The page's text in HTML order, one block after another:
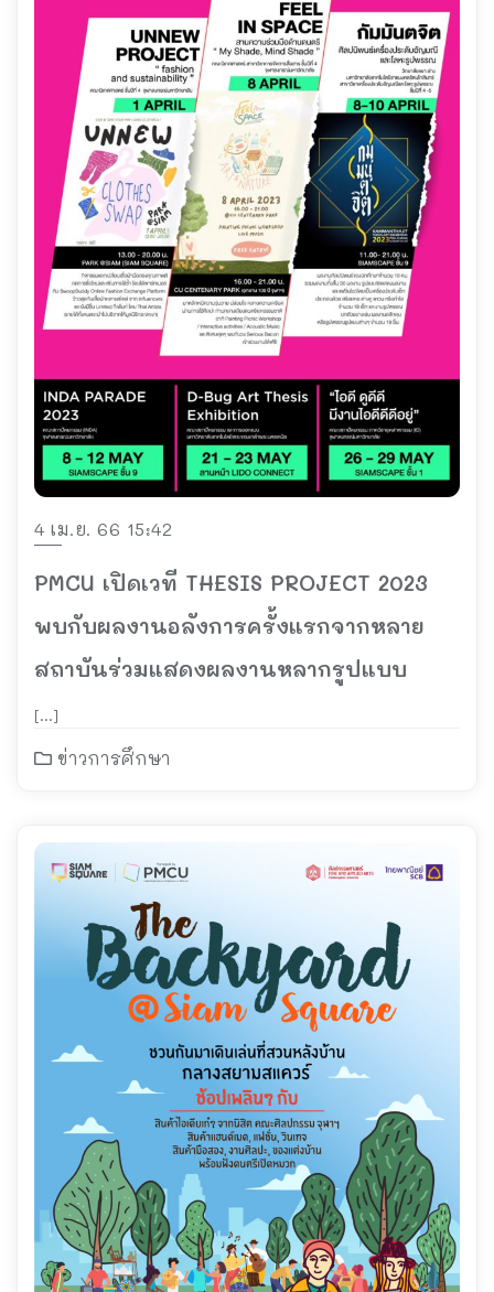
4 เม.ย. 66 15:42
PMCU เปิดเวที THESIS PROJECT 2023
พบกับผลงานอลังการครั้งแรกจากหลาย
สถาบันร่วมแสดงผลงานหลากรูปแบบ
[…]
ข่าวการศึกษา